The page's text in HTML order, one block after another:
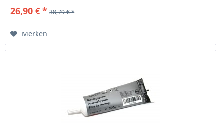
26,90 € * 38,79 € *
Merken